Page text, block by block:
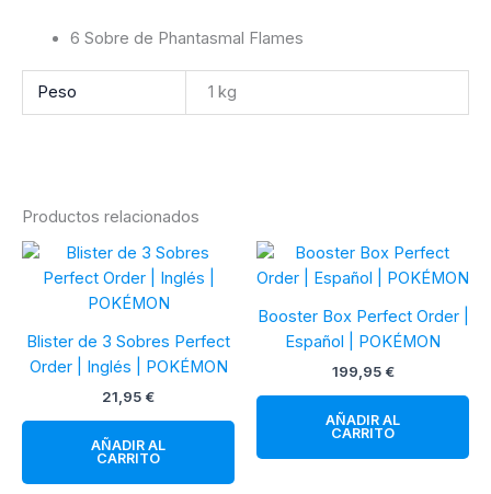
6 Sobre de Phantasmal Flames
Peso 1 kg
Productos relacionados
Blister de 3 Sobres Perfect
Order | Inglés | POKÉMON
21,95 €
AÑADIR AL
CARRITO
Booster Box Perfect Order |
Español | POKÉMON
199,95 €
AÑADIR AL
CARRITO